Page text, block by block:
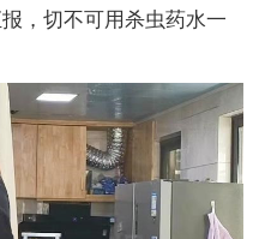
，切不可用杀虫药水一